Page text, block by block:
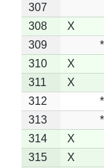
307
308
X
309
*
310
X
311
X
312
*
313
*
314
X
315
X